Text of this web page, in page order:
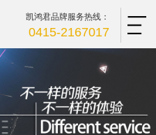
凯鸿君品牌服务热线：
0415-2167017